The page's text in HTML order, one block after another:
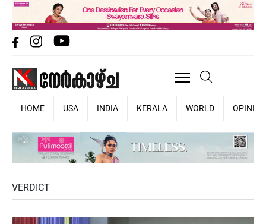
HOME USA INDIA KERALA WORLD OPINION
VERDICT